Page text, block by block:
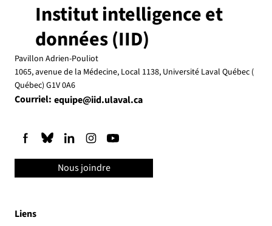
Liens
Institut intelligence et
données (IID)
Pavillon Adrien-Pouliot
1065, avenue de la Médecine, Local 1138, Université Laval Québec (
Québec) G1V 0A6
Courriel: equipe@iid.ulaval.ca
Nous joindre